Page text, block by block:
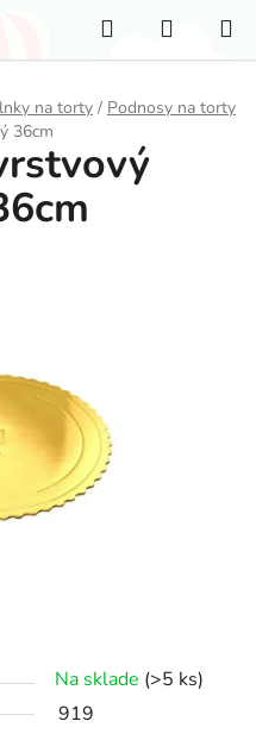
Hľadať
KOŠÍK
na torty / Podnosy na torty
36cm
Na sklade (>5 ks)
919